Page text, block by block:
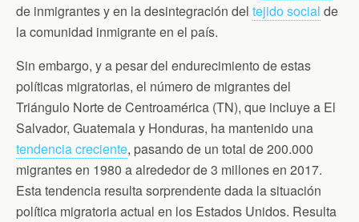
de inmigrantes y en la desintegración del tejido social de
la comunidad inmigrante en el país.
Sin embargo, y a pesar del endurecimiento de estas
políticas migratorias, el número de migrantes del
Triángulo Norte de Centroamérica (TN), que incluye a El
Salvador, Guatemala y Honduras, ha mantenido una
tendencia creciente, pasando de un total de 200.000
migrantes en 1980 a alrededor de 3 millones en 2017.
Esta tendencia resulta sorprendente dada la situación
política migratoria actual en los Estados Unidos. Resulta